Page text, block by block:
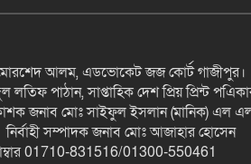
মোরশেদ আলম, এডভোকেট জজ কোর্ট
পাঠান, সাপ্তাহিক দেশ প্রিয় প্রিন্ট
জনাব মোঃ সাইফুল ইসলান (মানিক) এল
সম্পাদক জনাব মোঃ আজাহার হোসেন
01710-831516/01300-550461